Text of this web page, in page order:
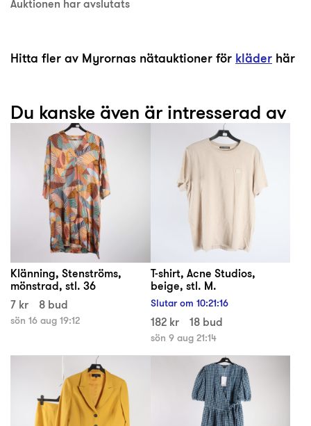
Auktionen har avslutats
Hitta fler av Myrornas nätauktioner för kläder här
Du kanske även är intresserad av
Klänning, Stenströms,
mönstrad, stl. 36
7 kr
8 bud
sön 16 aug 19:12
T-shirt, Acne Studios,
beige, stl. M.
Slutar om 10:21:16
182 kr 18 bud
sön 9 aug 21:14